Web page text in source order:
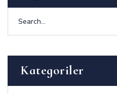
Kategoriler